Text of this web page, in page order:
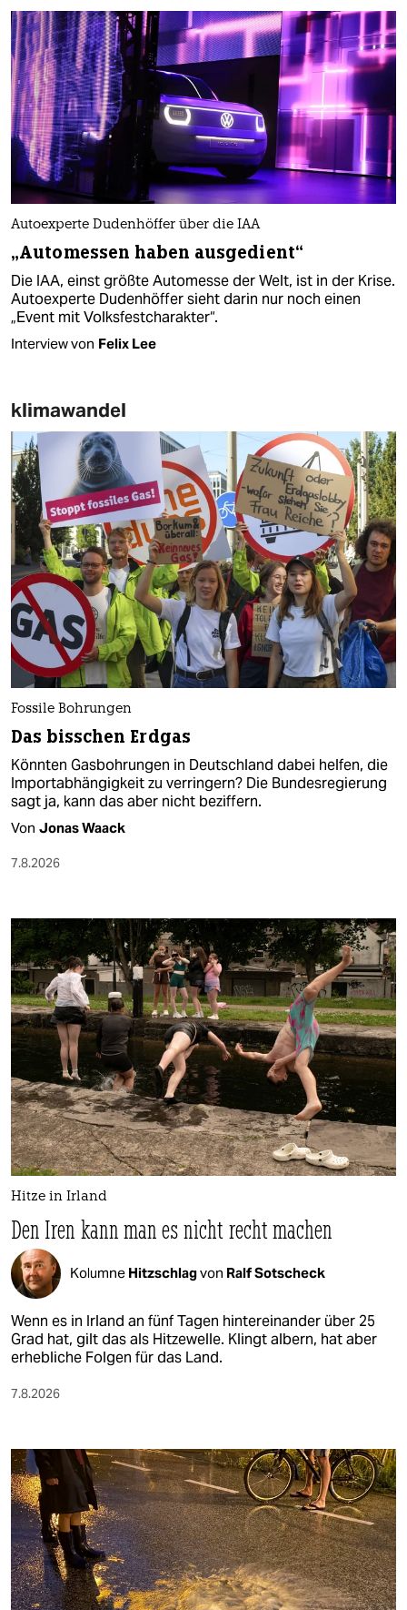
Autoexperte Dudenhöffer über die IAA
„Automessen haben ausgedient“
Die IAA, einst größte Automesse der Welt, ist in der Krise.
Autoexperte Dudenhöffer sieht darin nur noch einen
„Event mit Volksfestcharakter“.
Interview von Felix Lee
klimawandel
Fossile Bohrungen
Das bisschen Erdgas
Könnten Gasbohrungen in Deutschland dabei helfen, die
Importabhängigkeit zu verringern? Die Bundesregierung
sagt ja, kann das aber nicht beziffern.
Von Jonas Waack
7.8.2026
Hitze in Irland
Den Iren kann man es nicht recht machen
Kolumne Hitzschlagvon Ralf Sotscheck
Wenn es in Irland an fünf Tagen hintereinander über 25
Grad hat, gilt das als Hitzewelle. Klingt albern, hat aber
erhebliche Folgen für das Land.
7.8.2026